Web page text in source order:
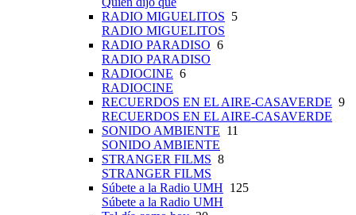
RADIO MIGUELITOS 5
RADIO MIGUELITOS
RADIO PARADISO 6
RADIO PARADISO
RADIOCINE 6
RADIOCINE
RECUERDOS EN EL AIRE-CASAVERDE 9
RECUERDOS EN EL AIRE-CASAVERDE
SONIDO AMBIENTE 11
SONIDO AMBIENTE
STRANGER FILMS 8
STRANGER FILMS
Súbete a la Radio UMH 125
Súbete a la Radio UMH